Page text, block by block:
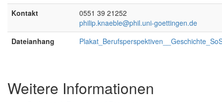
Kontakt
0551 39 21252
philip.knaeble@phil.uni-goettingen.de
Dateianhang
Weitere Informationen